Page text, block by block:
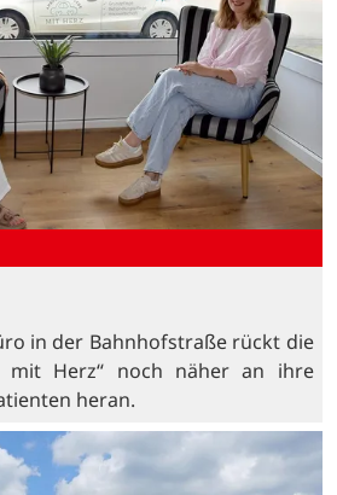
in der Bahnhofstraße rückt die
mit Herz“ noch näher an ihre
heran.